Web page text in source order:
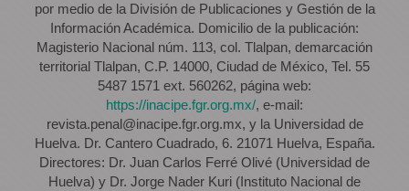
por medio de la División de Publicaciones y Gestión de la
Información Académica. Domicilio de la publicación:
Magisterio Nacional núm. 113, col. Tlalpan, demarcación
territorial Tlalpan, C.P. 14000, Ciudad de México, Tel. 55
5487 1571 ext. 560262, página web:
https://inacipe.fgr.org.mx/, e-mail:
revista.penal@inacipe.fgr.org.mx, y la Universidad de
Huelva. Dr. Cantero Cuadrado, 6. 21071 Huelva, España.
Directores: Dr. Juan Carlos Ferré Olivé (Universidad de
Huelva) y Dr. Jorge Nader Kuri (Instituto Nacional de